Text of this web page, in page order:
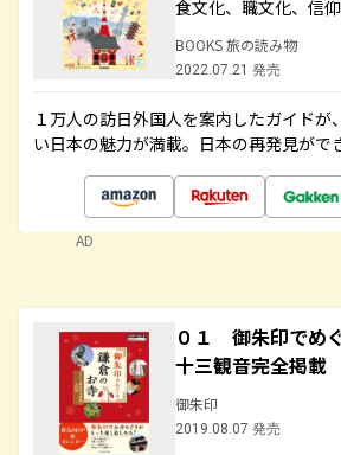
食文化、職文化、信
BOOKS 旅の読み物
2022.07.21 発売
１万人の訪日外国人を案内したガイドが
い日本の魅力が満載。日本の再発見がで
AD
０１ 御朱印でめ
十三観音完全掲
御朱印
2019.08.07 発売